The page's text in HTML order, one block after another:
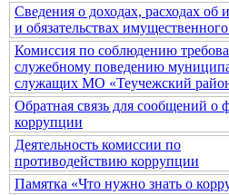
Сведения о доходах, расходах об
и обязательствах имущественного
Комиссия по соблюдению
служебному поведению
служащих МО «Теучежский
Обратная связь для сообщений о
коррупции
Деятельность комиссии по
противодействию коррупции
Памятка «Что нужно знать о